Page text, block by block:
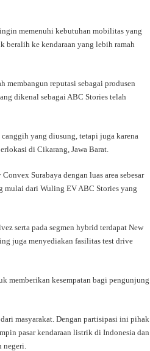
memenuhi kebutuhan mobilitas yang
beralih ke kendaraan yang lebih ramah
membangun reputasi sebagai produsen
dikenal sebagai ABC Stories telah
yang diusung, tetapi juga karena
di Cikarang, Jawa Barat.
Surabaya dengan luas area sebesar
mulai dari Wuling EV ABC Stories yang
serta pada segmen hybrid terdapat New
juga menyediakan fasilitas test drive
memberikan kesempatan bagi pengunjung
masyarakat. Dengan partisipasi ini pihak
pasar kendaraan listrik di Indonesia dan
negeri.